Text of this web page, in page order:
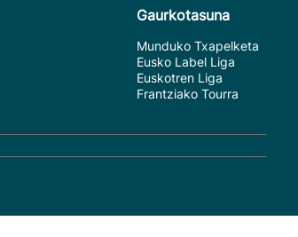
Gaurkotasuna
Munduko Txapelketa
Eusko Label Liga
Euskotren Liga
Frantziako Tourra